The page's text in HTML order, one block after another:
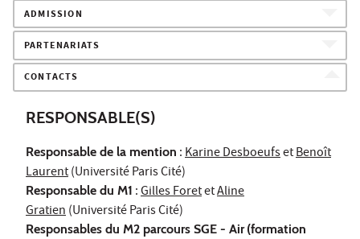
ADMISSION
PARTENARIATS
CONTACTS
RESPONSABLE(S)
Responsable de la mention :Karine DesboeufsetBenoît
Laurent(Université Paris Cité)
Responsable du M1 :Gilles ForetetAline
Gratien(Université Paris Cité)
Responsables du M2 parcours SGE - Air (formation